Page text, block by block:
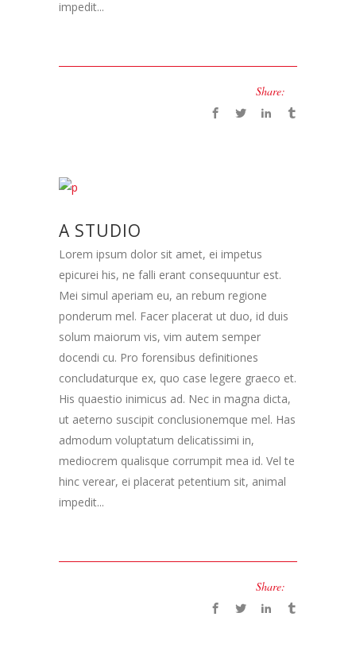
impedit...
Share:
A STUDIO
Lorem ipsum dolor sit amet, ei impetus
epicurei his, ne falli erant consequuntur est.
Mei simul aperiam eu, an rebum regione
ponderum mel. Facer placerat ut duo, id duis
solum maiorum vis, vim autem semper
docendi cu. Pro forensibus definitiones
concludaturque ex, quo case legere graeco et.
His quaestio inimicus ad. Nec in magna dicta,
ut aeterno suscipit conclusionemque mel. Has
admodum voluptatum delicatissimi in,
mediocrem qualisque corrumpit mea id. Vel te
hinc verear, ei placerat petentium sit, animal
impedit...
Share: